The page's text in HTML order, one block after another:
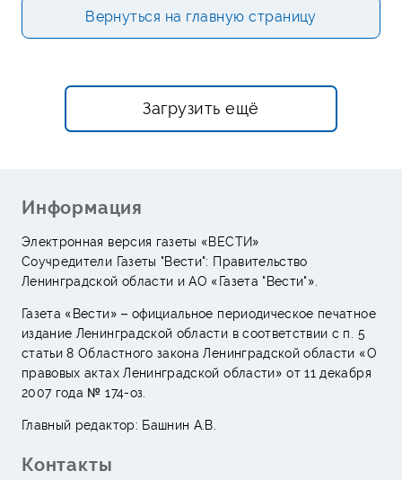
Вернуться на главную страницу
Загрузить ещё
Информация
Электронная версия газеты «ВЕСТИ»
Соучредители Газеты "Вести": Правительство
Ленинградской области и АО «Газета "Вести"».
Газета «Вести» – официальное периодическое печатное
издание Ленинградской области в соответствии с п. 5
статьи 8 Областного закона Ленинградской области «О
правовых актах Ленинградской области» от 11 декабря
2007 года № 174-оз.
Главный редактор: Башнин А.В.
Контакты